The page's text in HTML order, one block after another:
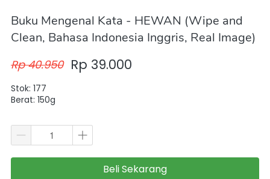
Buku Mengenal Kata - HEWAN (Wipe and
Clean, Bahasa Indonesia Inggris, Real Image)
Rp 40.950 Rp 39.000
Stok: 177
Berat: 150g
`Beli Sekarang